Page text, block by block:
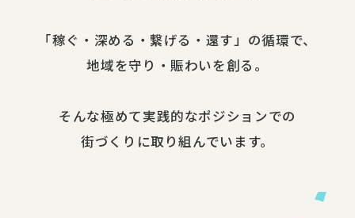
​「稼ぐ・​深める​・繋げる・還す」の​循環で、​
地域を​守り・​賑わいを​創る。
​そんな​極めて​実践的な​ポジションでの​
街づくりに​取り組んでいます。​